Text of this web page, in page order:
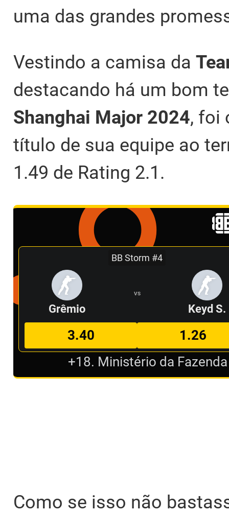
uma das grandes
Vestindo a camisa da
destacando há um bom
Shanghai Major 2024, foi
título de sua equipe ao
1.49 de Rating 2.1.
BB Storm #4
Grêmio
VS
Keyd S.
3.40
1.26
+18. Ministério da
Como se isso não